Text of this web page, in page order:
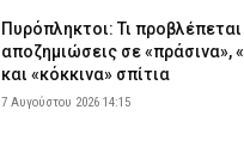
Πυρόπληκτοι: Τι προβλέπεται
αποζημιώσεις σε «πράσινα»,
και «κόκκινα» σπίτια
7 Αυγούστου 2026 14:15